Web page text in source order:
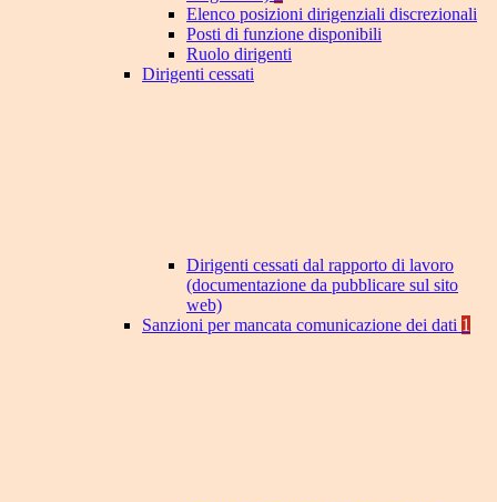
Elenco posizioni dirigenziali discrezionali
Posti di funzione disponibili
Ruolo dirigenti
Dirigenti cessati
Dirigenti cessati dal rapporto di lavoro
(documentazione da pubblicare sul sito
web)
Sanzioni per mancata comunicazione dei dati 1